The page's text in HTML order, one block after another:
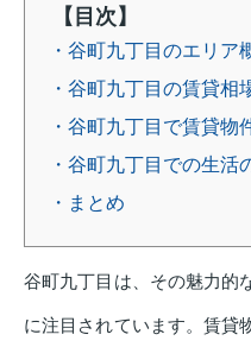
【目次】
・谷町九丁目のエリア
・谷町九丁目の賃貸相
・谷町九丁目で賃貸物
・谷町九丁目での生活
・まとめ
谷町九丁目は、その魅力的
に注目されています。賃貸